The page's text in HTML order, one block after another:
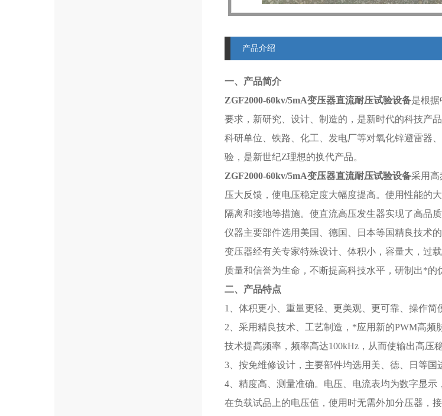
产品介绍
一、产品简介
ZGF2000-60kv/5mA变压器直流耐压试验设备是根据
要求，新研究、设计、制造的，是新时代的科技产
科研单位、铁路、化工、发电厂等对氧化锌避雷器
验，是新世纪Z理想的换代产品。
ZGF2000-60kv/5mA变压器直流耐压试验设备采用高
压大反馈，使电压稳定度大幅度提高。使用性能的
隔离和接地等措施。使直流高压发生器实现了高品
仪器主要部件选用美国、德国、日本等国精良技术
变压器经有关专家特殊设计、体积小，容量大，过
质量和信誉为生命，不断提高科技水平，研制出*的
二、产品特点
1、体积更小、重量更轻、更美观、更可靠、操作
2、采用精良技术、工艺制造，*应用新的PWM高
技术提高频率，频率高达100kHz，从而使输出高压
3、按免维修设计，主要部件均选用美、德、日等
4、精度高、测量准确。电压、电流表均为数字显
在负载试品上的电压值，使用时无需外加分压器，